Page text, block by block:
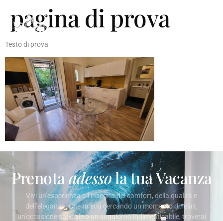
pagina di prova
Testo di prova
Prenotaadessola tua Vacanza
Vivi un’esperienza all’insegna del comfort, della qualità e
dell’eleganza. Che tu stia cercando un momento di relax,
un’occasione speciale o un soggiorno indimenticabile, troverai